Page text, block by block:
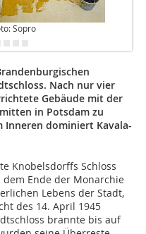
Sopro
Nach nur vier
Gebäude mit der
in Potsdam zu
Inneren dominiert Kavala-
Knobelsdorffs Schloss
Ende der Monarchie
Lebens der Stadt,
des 14. April 1945
brannte bis auf